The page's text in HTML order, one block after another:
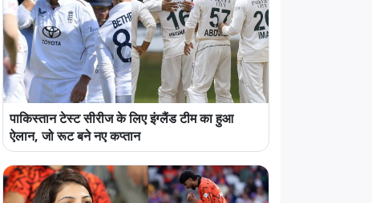
पाकिस्तान टेस्ट सीरीज के लिए इंग्लैंड टीम का हुआ
ऐलान, जो रूट बने नए कप्तान